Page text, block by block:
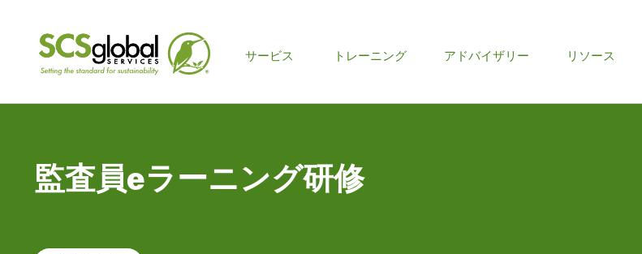
サービス
メ
メ
ニ
トレーニング アドバイザリー リソース
監査員eラーニング研修